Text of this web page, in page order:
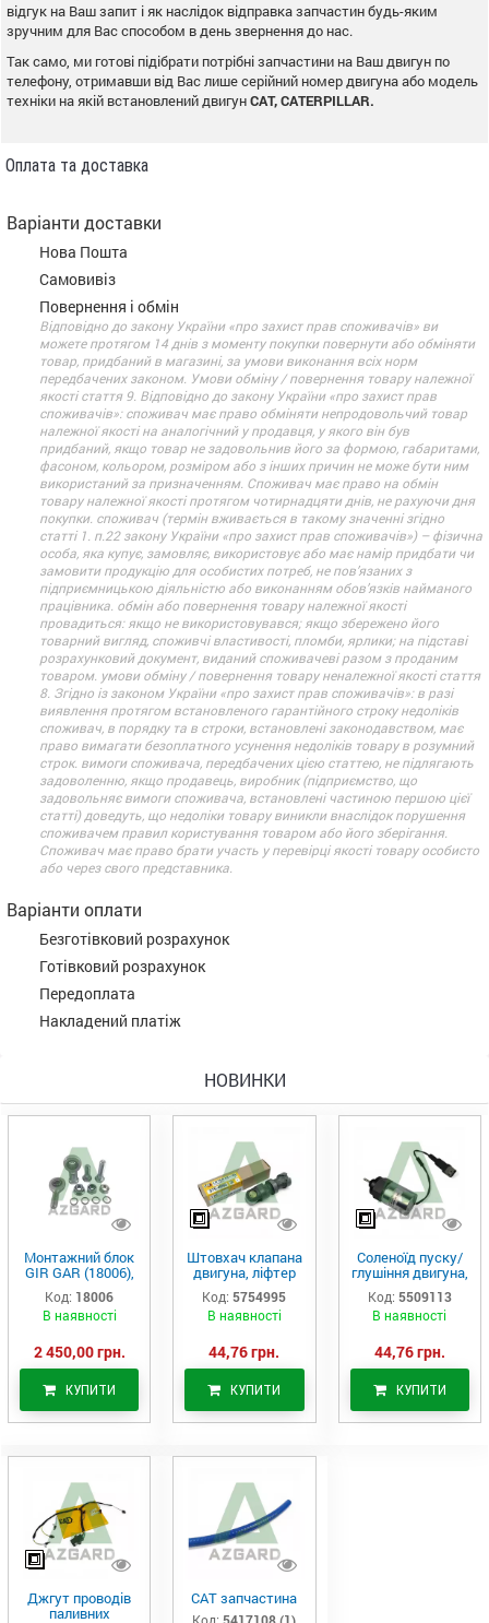
відгук на Ваш запит і як наслідок відправка запчастин будь-яким
зручним для Вас способом в день звернення до нас.
Так само, ми готові підібрати потрібні запчастини на Ваш двигун по
телефону, отримавши від Вас лише серійний номер двигуна або модель
техніки на якій встановлений двигунCAT, CATERPILLAR.
Оплата та доставка
Варіанти доставки
Нова Пошта
Самовивіз
Повернення і обмін
Відповідно до закону України «про захист прав споживачів» ви
можете протягом 14 днів з моменту покупки повернути або обміняти
товар, придбаний в магазині, за умови виконання всіх норм
передбачених законом. Умови обміну / повернення товару належної
якості стаття 9. Відповідно до закону України «про захист прав
споживачів»: споживач має право обміняти непродовольчий товар
належної якості на аналогічний у продавця, у якого він був
придбаний, якщо товар не задовольнив його за формою, габаритами,
фасоном, кольором, розміром або з інших причин не може бути ним
використаний за призначенням. Споживач має право на обмін
товару належної якості протягом чотирнадцяти днів, не рахуючи дня
покупки. споживач (термін вживається в такому значенні згідно
статті 1. п.22 закону України «про захист прав споживачів») – фізична
особа, яка купує, замовляє, використовує або має намір придбати чи
замовити продукцію для особистих потреб, не пов’язаних з
підприємницькою діяльністю або виконанням обов’язків найманого
працівника. обмін або повернення товару належної якості
провадиться: якщо не використовувався; якщо збережено його
товарний вигляд, споживчі властивості, пломби, ярлики; на підставі
розрахунковий документ, виданий споживачеві разом з проданим
товаром. умови обміну / повернення товару неналежної якості стаття
8. Згідно із законом України «про захист прав споживачів»: в разі
виявлення протягом встановленого гарантійного строку недоліків
споживач, в порядку та в строки, встановлені законодавством, має
право вимагати безоплатного усунення недоліків товару в розумний
строк. вимоги споживача, передбачених цією статтею, не підлягають
задоволенню, якщо продавець, виробник (підприємство, що
задовольняє вимоги споживача, встановлені частиною першою цієї
статті) доведуть, що недоліки товару виникли внаслідок порушення
споживачем правил користування товаром або його зберігання.
Споживач має право брати участь у перевірці якості товару особисто
або через свого представника.
Варіанти оплати
Безготівковий розрахунок
Готівковий розрахунок
Передоплата
Накладений платіж
НОВИНКИ
Монтажний блок
GIR GAR (18006),
Аналог
Код: 18006
В наявності
2 450,00 грн.
КУПИТИ
Штовхач клапана
двигуна, ліфтер
(575-4995)
Код: 5754995
В наявності
44,76 грн.
КУПИТИ
Соленоїд пуску/
глушіння двигуна,
актуатор (550-
9113)
Код: 5509113
В наявності
44,76 грн.
КУПИТИ
Джгут проводів
паливних
САТ запчастина
Код: 5417108 (1)